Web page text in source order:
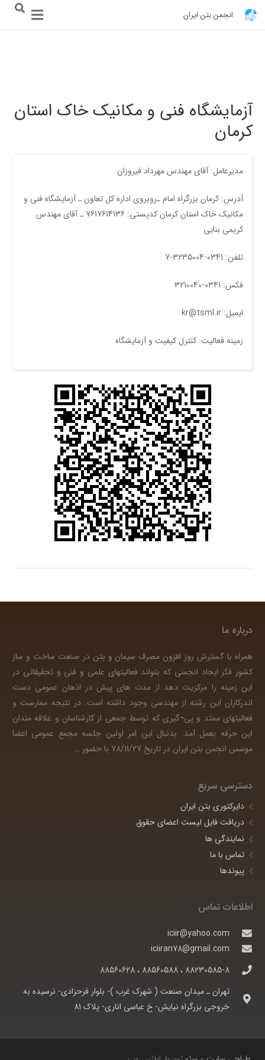
انجمن بتن ایران
آزمایشگاه فنی و مکانیک خاک استان
کرمان
مدیرعامل: آقای مهندس مهرداد فیروزان
آدرس: کرمان بزرگراه امام ـ‌روبروی اداره کل تعاون ـ آزمایشگاه فنی و
مکانیک خاک استان کرمان کدپستی: 7617614136 ـ‌ آقای مهندس
کریمی بنایی
تلفن: 0341-3235004-7
فکس: 0341-3210040
ایمیل: kr@tsml.ir
زمینه فعالیت: کنترل کیفیت و آزمایشگاه
درباره ما
همراه با گسترش روز افزون مصرف سیمان و بتن در صنعت ساخت و ساز
کشور فکر ایجاد انجمنی که بتواند فعالیتهای علمی و فنی و تحقیقاتی در
این زمینه را مرکزیت دهد از مدت های پیش در اذهان عمومی دست
اندرکاران این رشته از مهندسی وجود داشته است. در نتیجه ممارست و
فعالیتهای ممتد و پی¬گیری که توسط جمعی از کارشناسان و علاقه مندان
این حرفه بعمل آمد. بدنبال این امر اولین جلسه مجمع عمومی اعضا
موسس انجمن بتن ایران در تاریخ 78/11/27 با حضور
…
دسترسی سریع
دایرکتوری بتن ایران
دریافت فایل لیست اعضای حقوق
نمایندگی ها
تماس با ما
پیوندها
اطلاعات تماس
iciir@yahoo.com
iciiran78@gmail.com
88230585-8 ، 88560588 ، 88560628
تهران ـ ميدان صنعت ( شهرک غرب )- بلوار فرحزادی- نرسيده به
خروجی بزرگراه نيايش- خ عباسی اناری- پلاک 81